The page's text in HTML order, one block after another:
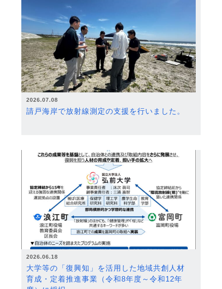
2026.07.08
請戸海岸で放射線測定の支援を行いました。
2026.06.18
大学等の「復興知」を活用した地域共創人材
育成・定着推進事業（令和8年度～令和12年